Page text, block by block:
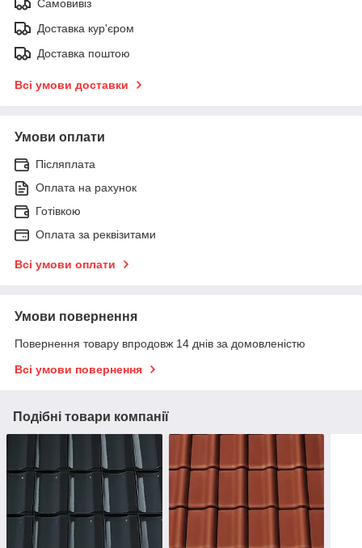
Самовивіз
Доставка кур'єром
Доставка поштою
Всі умови доставки
Умови оплати
Післяплата
Оплата на рахунок
Готівкою
Оплата за реквізитами
Всі умови оплати
Умови повернення
Повернення товару впродовж 14 днів за домовленістю
Всі умови повернення
Подібні товари компанії